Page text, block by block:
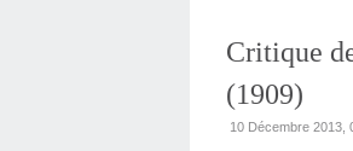
Critique
(1909)
10 Décembre 2013,